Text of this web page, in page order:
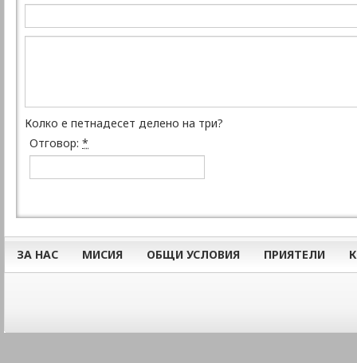
Колко е петнадесет делено на три?
Отговор: *
ЗА НАС МИСИЯ ОБЩИ УСЛОВИЯ ПРИЯТЕЛИ